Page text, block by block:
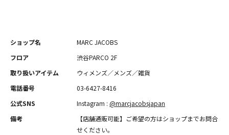
ショップ名
MARC JACOBS
フロア
渋谷PARCO 2F
取り扱いアイテム
ウィメンズ／メンズ／雑貨
電話番号
03-6427-8416
公式SNS
Instagram : @marcjacobsjapan
備考
【店舗通販可能】ご希望の方はショップまでお問合
せください。